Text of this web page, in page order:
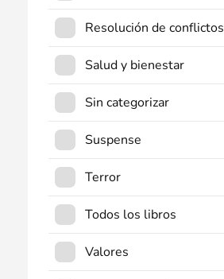
Resolución de conflictos
Salud y bienestar
Sin categorizar
Suspense
Terror
Todos los libros
Valores